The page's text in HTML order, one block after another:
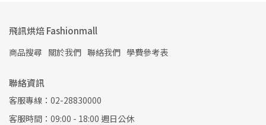
飛訊烘焙 Fashionmall
商品搜尋 關於我們 聯絡我們 學費參考表
聯絡資訊
客服專線：02-28830000
客服時間：09:00 - 18:00 週日公休